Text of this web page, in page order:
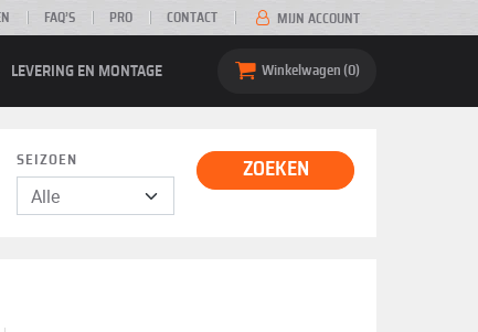
FAQ’S PRO CONTACT MIJN ACCOUNT
LEVERING EN MONTAGE Winkelwagen 0
SEIZOEN ZOEKEN